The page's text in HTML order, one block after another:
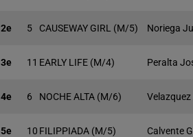
2e 5 CAUSEWAY GIRL (M/5) Noriega
3e 11 EARLY LIFE (M/4) Peralta
4e 6 NOCHE ALTA (M/6) Velazquez
5e 10 FILIPPIADA (M/5) Calvente